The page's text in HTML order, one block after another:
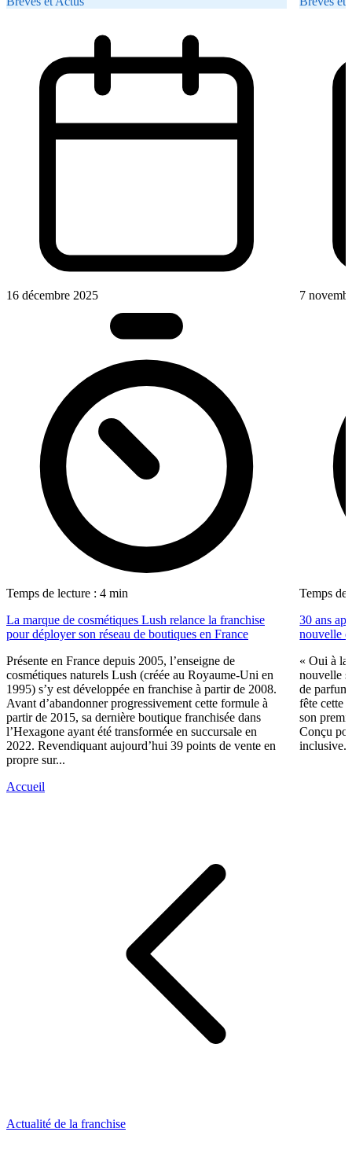
16 décembre 2025
Temps de lecture : 4 min
La marque de cosmétiques Lush relance la franchise
pour déployer son réseau de boutiques en France
Présente en France depuis 2005, l’enseigne de
cosmétiques naturels Lush (créée au Royaume-Uni en
1995) s’y est développée en franchise à partir de 2008.
Avant d’abandonner progressivement cette formule à
partir de 2015, sa dernière boutique franchisée dans
l’Hexagone ayant été transformée en succursale en
2022. Revendiquant aujourd’hui 39 points de vente en
propre sur...
7
Temps de
30 ans
nouvelle
« Oui à la
nouvelle
de
fête cette
son
Conçu
Accueil
Actualité de la franchise